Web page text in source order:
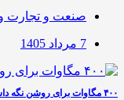
صنعت و تجارت
7 مرداد 1405
۴۰۰ مگاوات برای روشن نگه داشتن چراغ کسب‌وکار‌ها